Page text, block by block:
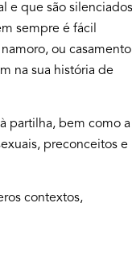
e que são silenciados
sempre é fácil
ou
na sua história de
partilha, bem como a
preconceitos e
contextos,